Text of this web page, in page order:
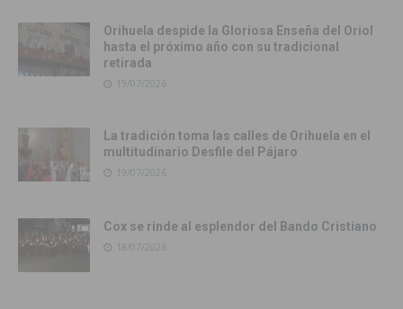
Orihuela despide la Gloriosa Enseña del Oriol
hasta el próximo año con su tradicional
retirada
19/07/2026
La tradición toma las calles de Orihuela en el
multitudinario Desfile del Pájaro
19/07/2026
Cox se rinde al esplendor del Bando Cristiano
18/07/2026